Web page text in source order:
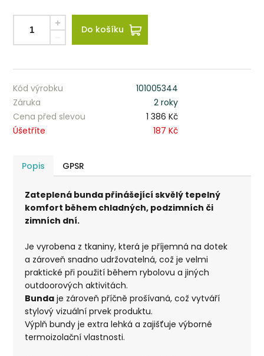
Do košíku
Kód výrobku
101005344
Záruka
2 roky
Cena před slevou
1 386 Kč
Úšetříte
187 Kč
Popis GPSR
Zateplená bunda přinášející skvělý tepelný
komfort během chladných, podzimních či
zimních dní.
Je vyrobena z tkaniny, která je příjemná na dotek
a zároveň snadno udržovatelná, což je velmi
praktické při použití během rybolovu a jiných
outdoorových aktivitách.
Bunda je zároveň příčně prošívaná, což vytváří
stylový vizuální prvek produktu.
Výplň bundy je extra lehká a zajišťuje výborné
termoizolační vlastnosti.